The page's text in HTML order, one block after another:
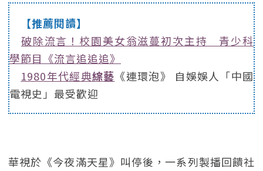
【推薦閱讀】
破除流言！校園美女翁滋蔓初次主持 青少科
學節目《流言追追追》
1980年代經典綜藝 《連環泡》 自娛娛人「中國
電視史」最受歡迎
華視於《今夜滿天星》叫停後，一系列製播回饋社